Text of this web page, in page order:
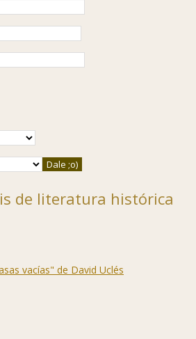
de literatura histórica